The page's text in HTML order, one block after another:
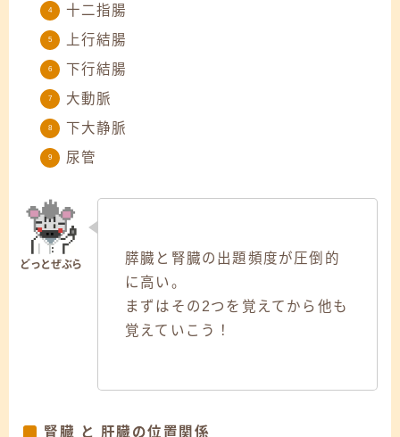
十二指腸
上行結腸
下行結腸
大動脈
下大静脈
尿管
膵臓と腎臓の出題頻度が圧倒的
に高い。
まずはその2つを覚えてから他も
覚えていこう！
腎臓 と 肝臓の位置関係